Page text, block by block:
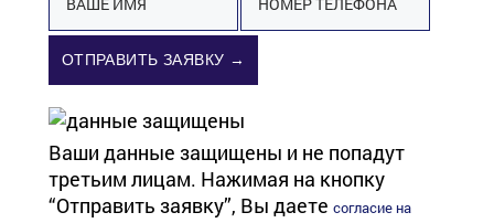
ОТПРАВИТЬ ЗАЯВКУ →
Ваши данные защищены и не попадут
третьим лицам. Нажимая на кнопку
“Отправить заявку”, Вы даете согласие на